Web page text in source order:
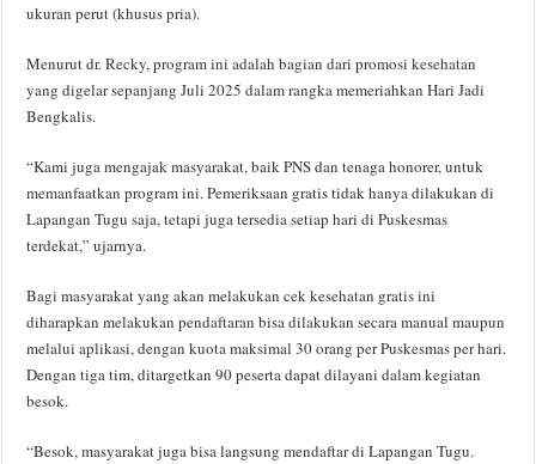
ukuran perut (khusus pria).
Menurut dr. Recky, program ini adalah bagian dari promosi kesehatan
yang digelar sepanjang Juli 2025 dalam rangka memeriahkan Hari Jadi
Bengkalis.
“Kami juga mengajak masyarakat, baik PNS dan tenaga honorer, untuk
memanfaatkan program ini. Pemeriksaan gratis tidak hanya dilakukan di
Lapangan Tugu saja, tetapi juga tersedia setiap hari di Puskesmas
terdekat,” ujarnya.
Bagi masyarakat yang akan melakukan cek kesehatan gratis ini
diharapkan melakukan pendaftaran bisa dilakukan secara manual maupun
melalui aplikasi, dengan kuota maksimal 30 orang per Puskesmas per hari.
Dengan tiga tim, ditargetkan 90 peserta dapat dilayani dalam kegiatan
besok.
“Besok, masyarakat juga bisa langsung mendaftar di Lapangan Tugu.